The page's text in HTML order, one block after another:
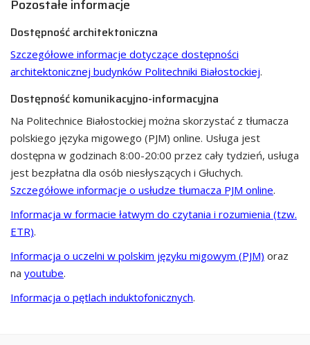
Pozostałe informacje
Dostępność architektoniczna
Szczegółowe informacje dotyczące dostępności
architektonicznej budynków Politechniki Białostockiej.
Dostępność komunikacyjno-informacyjna
Na Politechnice Białostockiej można skorzystać z tłumacza
polskiego języka migowego (PJM) online. Usługa jest
dostępna w godzinach 8:00-20:00 przez cały tydzień, usługa
jest bezpłatna dla osób niesłyszących i Głuchych.
Szczegółowe informacje o usłudze tłumacza PJM online.
Informacja w formacie łatwym do czytania i rozumienia (tzw.
ETR).
Informacja o uczelni w polskim języku migowym (PJM) oraz
na youtube.
Informacja o pętlach induktofonicznych.